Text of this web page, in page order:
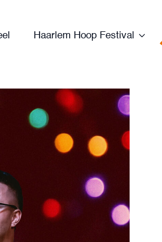
Haarlem Hoop Festival